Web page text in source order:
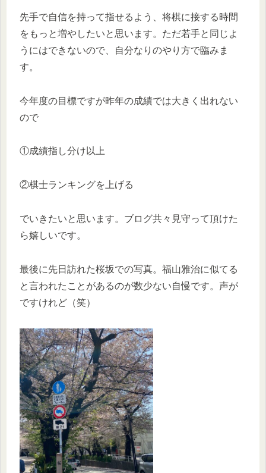
先手で自信を持って指せるよう、将棋に接する時間
をもっと増やしたいと思います。ただ若手と同じよ
うにはできないので、自分なりのやり方で臨みま
す。
今年度の目標ですが昨年の成績では大きく出れない
ので
①成績指し分け以上
②棋士ランキングを上げる
でいきたいと思います。ブログ共々見守って頂けた
ら嬉しいです。
最後に先日訪れた桜坂での写真。福山雅治に似てる
と言われたことがあるのが数少ない自慢です。声が
ですけれど（笑）